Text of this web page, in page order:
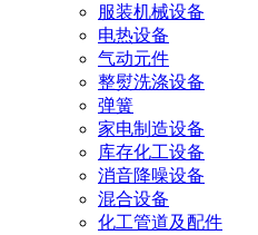
服装机械设备
电热设备
气动元件
整熨洗涤设备
弹簧
家电制造设备
库存化工设备
消音降噪设备
混合设备
化工管道及配件